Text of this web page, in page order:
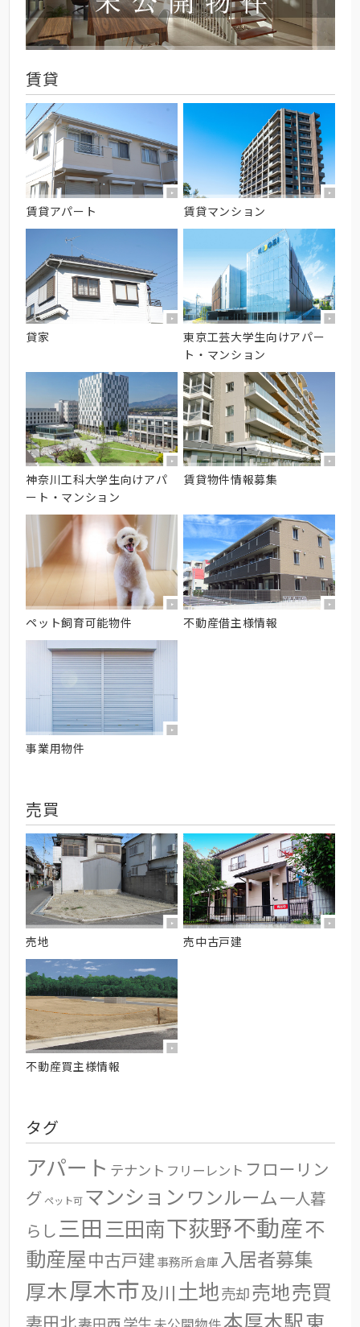
賃貸
賃貸アパート 賃貸マンション
貸家
東京工芸大学生向けアパー
ト・マンション
神奈川工科大学生向けアパ
ート・マンション
賃貸物件情報募集
ペット飼育可能物件 不動産借主様情報
事業用物件
売買
売地 売中古戸建
不動産買主様情報
タグ
アパート テナント フリーレント フローリン
グ ペット可 マンション ワンルーム 一人暮
らし 三田 三田南下荻野不動産不
動産屋 中古戸建 事務所倉庫 入居者募集
厚木厚木市及川 土地売却売地売買
妻田北 本厚木駅東